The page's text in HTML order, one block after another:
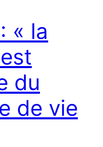
« la
du
de vie